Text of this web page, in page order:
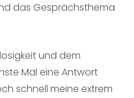
das Gesprächsthema
und dem
Mal eine Antwort
schnell meine extrem